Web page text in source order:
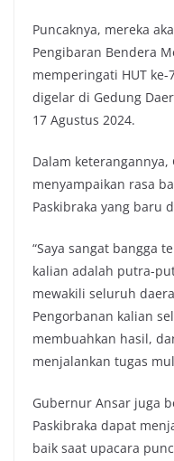
Puncaknya, mereka
Pengibaran Bendera
memperingati HUT
digelar di Gedung
17 Agustus 2024.
Dalam
menyampaikan rasa
Paskibraka yang baru
“Saya sangat bangga
kalian adalah putra-
mewakili seluruh
Pengorbanan kalian
membuahkan hasil,
menjalankan tugas
Gubernur Ansar juga
Paskibraka dapat
baik saat upacara